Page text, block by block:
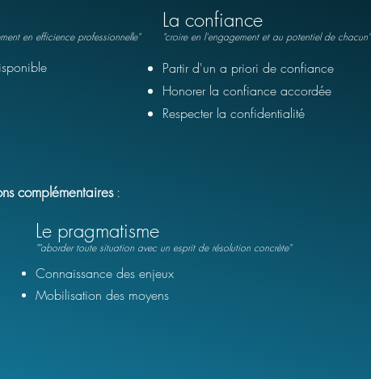
en efficience professionnelle"
Partir d'un a priori de confiance
Honorer la confiance accordée
Respecter la confidentialité
La confiance
"croire en l'engagement et au potentiel de chacun"
Le pragmatisme
""aborder toute situation avec un esprit de résolution concrète"
Connaissance des enjeux
Mobilisation des moyens
complémentaires: